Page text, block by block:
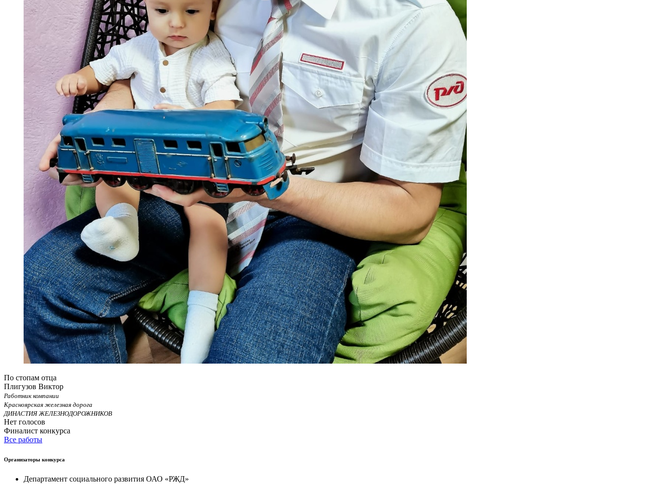
По стопам отца
Плигузов Виктор
Работник компании
Красноярская железная дорога
ДИНАСТИЯ ЖЕЛЕЗНОДОРОЖНИКОВ
Нет голосов
Финалист конкурса
Все работы
Организаторы конкурса
Департамент социального развития ОАО «РЖД»